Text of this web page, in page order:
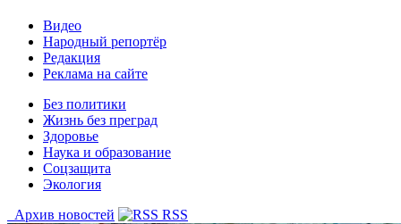
Видео
Народный репортёр
Редакция
Реклама на сайте
Без политики
Жизнь без преград
Здоровье
Наука и образование
Соцзащита
Экология
Архив новостей
RSS